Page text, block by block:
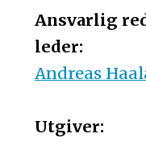
Ansvarlig
leder:
Andreas
Utgiver: